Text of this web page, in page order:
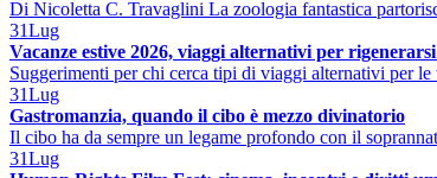
Di Nicoletta C. Travaglini La zoologia fantastica
31Lug
Vacanze estive 2026, viaggi alternativi per
Suggerimenti per chi cerca tipi di viaggi alternativi per le
31Lug
Gastromanzia, quando il cibo è mezzo divinatorio
Il cibo ha da sempre un legame profondo con il
31Lug